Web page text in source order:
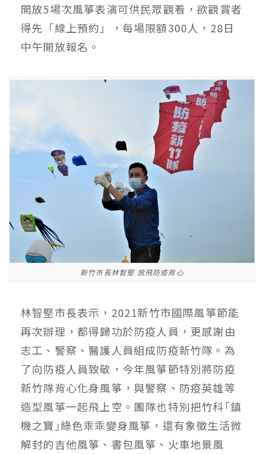
開放5場次風箏表演可供民眾觀看，欲觀賞者
得先「線上預約」，每場限額300人，28日
中午開放報名。
新竹市長林智堅 放飛防疫背心
林智堅市長表示，2021新竹市國際風箏節能
再次辦理，都得歸功於防疫人員，更感謝由
志工、警察、醫護人員組成防疫新竹隊。為
了向防疫人員致敬，今年風箏節特別將防疫
新竹隊背心化身風箏，與警察、防疫英雄等
造型風箏一起飛上空。團隊也特別把竹科｢鎮
機之寶｣綠色乖乖變身風箏，還有象徵生活微
解封的吉他風箏、書包風箏、火車地景風